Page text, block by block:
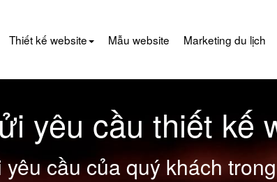
Thiết kế website Mẫu website Marketing du lịch
yêu cầu thiết kế
cầu của quý khách